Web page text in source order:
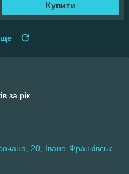
Купити
ще
за рік
20, Івано-Франківськ,